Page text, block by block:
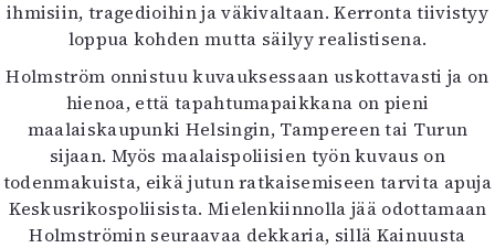
ihmisiin, tragedioihin ja väkivaltaan. Kerronta tiivistyy
loppua kohden mutta säilyy realistisena.
Holmström onnistuu kuvauksessaan uskottavasti ja on
hienoa, että tapahtumapaikkana on pieni
maalaiskaupunki Helsingin, Tampereen tai Turun
sijaan. Myös maalaispoliisien työn kuvaus on
todenmakuista, eikä jutun ratkaisemiseen tarvita apuja
Keskusrikospoliisista. Mielenkiinnolla jää odottamaan
Holmströmin seuraavaa dekkaria, sillä Kainuusta